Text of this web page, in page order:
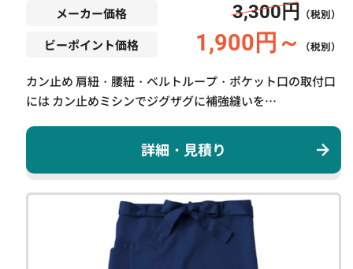
メーカー価格 3,300円 （税別）
ビーポイント価格 1,900円～ （税別）
カン止め 肩紐・腰紐・ベルトループ・ポケット口の取付口
には カン止めミシンでジグザグに補強縫いを…
詳細・見積り